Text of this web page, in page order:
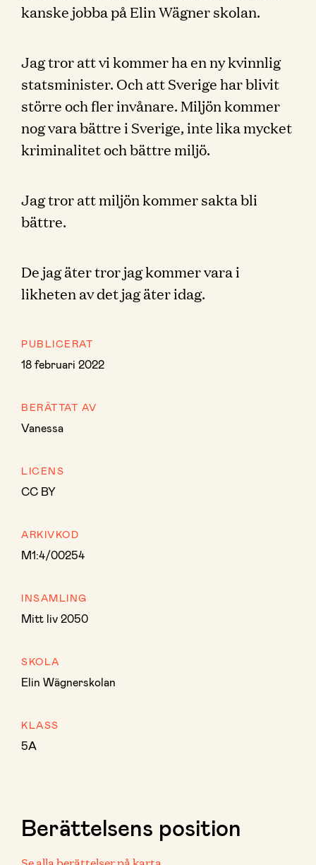
kanske jobba på Elin Wägner skolan.
Jag tror att vi kommer ha en ny kvinnlig
statsminister. Och att Sverige har blivit
större och fler invånare. Miljön kommer
nog vara bättre i Sverige, inte lika mycket
kriminalitet och bättre miljö.
Jag tror att miljön kommer sakta bli
bättre.
De jag äter tror jag kommer vara i
likheten av det jag äter idag.
PUBLICERAT
18 februari 2022
BERÄTTAT AV
Vanessa
LICENS
CC BY
ARKIVKOD
M1:4/00254
INSAMLING
Mitt liv 2050
SKOLA
Elin Wägnerskolan
KLASS
5A
Berättelsens position